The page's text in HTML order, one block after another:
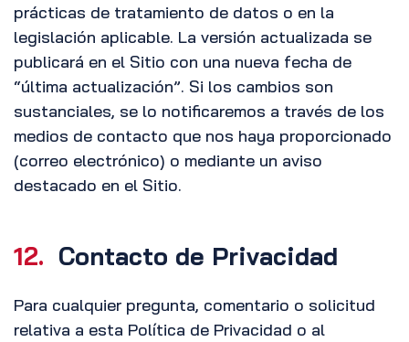
prácticas de tratamiento de datos o en la
legislación aplicable. La versión actualizada se
publicará en el Sitio con una nueva fecha de
“última actualización”. Si los cambios son
sustanciales, se lo notificaremos a través de los
medios de contacto que nos haya proporcionado
(correo electrónico) o mediante un aviso
destacado en el Sitio.
12. Contacto de Privacidad
Para cualquier pregunta, comentario o solicitud
relativa a esta Política de Privacidad o al